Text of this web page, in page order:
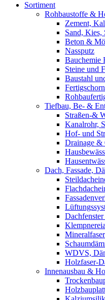
Sortiment
Rohbaustoffe &
Zement,
Sand, Kies,
Beton &
Nassputz
Bauchemie
Steine und
Baustahl
Tiefbau, Be- &
Straßen-&
Kanalrohr,
Hof- und
Drainage &
Dach, Fassade,
WDVS,
Holzfaser-
Innenausbau &